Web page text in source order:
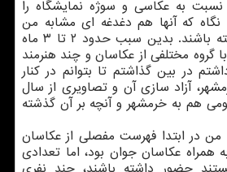
نسبت به عكاسی و سوژه نمایشگاه را
نگاه كه آنها هم دغدغه ای مشابه من
نسبت به خرمشهر داشته باشند. بدین سبب حدود ۲ تا ۳ ماه
گروه مختلفی از عكاسان و چند هنرمند
در بین گذاشتم تا بتوانم در كنار
آزاد سازی آن و تصاویری از سال
هم به خرمشهر و آنچه بر آن گذشته
من در ابتدا فهرست مفصلی از عكاسان
عكاسان جوان بود، اما تعدادی